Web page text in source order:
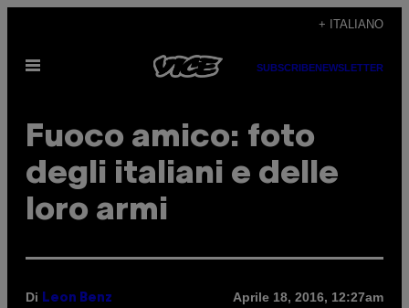
contenuto
+ ITALIANO
Apri
SUBSCRIBENEWSLETTER
Fuoco amico: foto
degli italiani e delle
loro armi
Di Leon Benz Aprile 18, 2016, 12:27am